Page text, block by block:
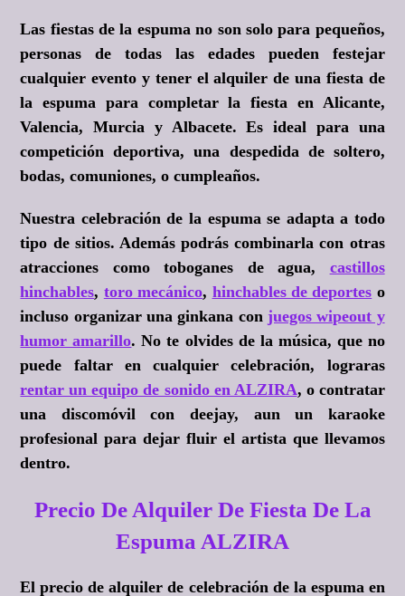
Las fiestas de la espuma no son solo para pequeños,
personas de todas las edades pueden festejar
cualquier evento y tener el alquiler de una fiesta de
la espuma para completar la fiesta en Alicante,
Valencia, Murcia y Albacete. Es ideal para una
competición deportiva, una despedida de soltero,
bodas, comuniones, o cumpleaños.
Nuestra celebración de la espuma se adapta a todo
tipo de sitios. Además podrás combinarla con otras
atracciones como toboganes de agua, castillos
hinchables, toro mecánico, hinchables de deportes o
incluso organizar una ginkana con juegos wipeout y
humor amarillo. No te olvides de la música, que no
puede faltar en cualquier celebración, lograras
rentar un equipo de sonido en ALZIRA, o contratar
una discomóvil con deejay, aun un karaoke
profesional para dejar fluir el artista que llevamos
dentro.
Precio De Alquiler De Fiesta De La
Espuma ALZIRA
El precio de alquiler de celebración de la espuma en